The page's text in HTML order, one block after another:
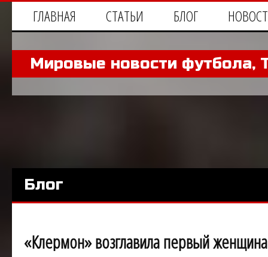
ГЛАВНАЯ СТАТЬИ БЛОГ
Мировые новости футбола,
Блог
«Клермон» возглавила первый